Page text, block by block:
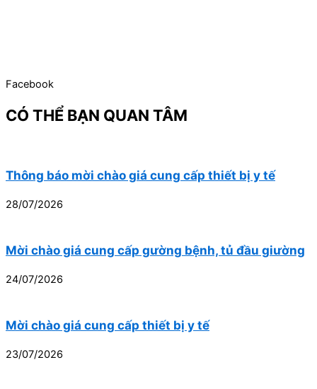
Facebook
CÓ THỂ BẠN QUAN TÂM
Thông báo mời chào giá cung cấp thiết bị y tế
28/07/2026
Mời chào giá cung cấp gường bệnh, tủ đầu giường
24/07/2026
Mời chào giá cung cấp thiết bị y tế
23/07/2026